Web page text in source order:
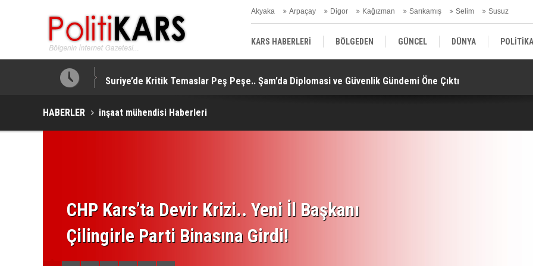
Akyaka Arpaçay Digor Kağızman Sarıkamış Selim Susuz
KARS HABERLERİ BÖLGEDEN GÜNCEL DÜNYA POLİTİKA
EKONOMİ | FİNANS | OTOMOTİV KÜLTÜR | SANAT | MAGAZİN
Suriye’de Kritik Temaslar Peş Peşe.. Şam’da Diplomasi ve Güvenlik Gündemi Öne Çıktı!
HABERLER inşaat mühendisi Haberleri
CHP Kars’ta Devir Krizi.. Yeni İl Başkanı
Çilingirle Parti Binasına Girdi!